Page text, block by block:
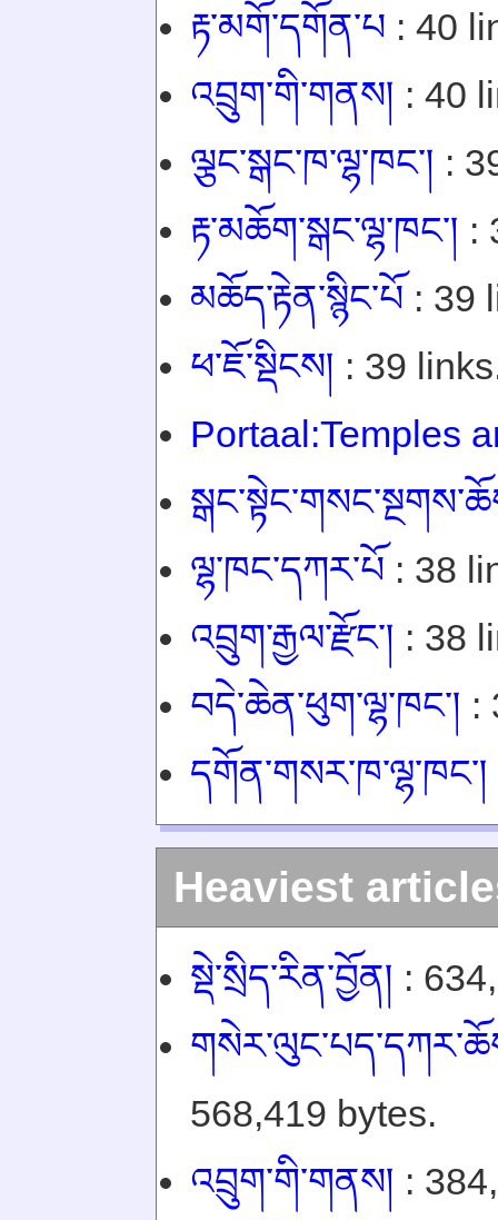
རྟ་མགོ་དགོན་པ : 40
འབྲུག་གི་གནས། : 40
ལྕང་སྒང་ཁ་ལྷ་ཁང་། :
རྟ་མཆོག་སྒང་ལྷ་ཁང་། :
མཆོད་རྟེན་སྙིང་པོ : 39
ཕ་ཇོ་སྡིངས། : 39
Portaal:Temples
ལྷ་ཁང་དཀར་པོ : 38
འབྲུག་རྒྱལ་རྫོང་། : 38
བདེ་ཆེན་ཕུག་ལྷ་ཁང་། :
དགོན་གསར་ཁ་ལྷ་ཁང་།
Heaviest
སྡེ་སྲིད་རིན་བྱོན། :
568,419 bytes.
འབྲུག་གི་གནས། :